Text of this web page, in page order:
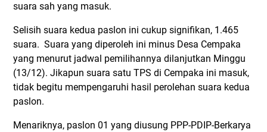
suara sah yang masuk.
Selisih suara kedua paslon ini cukup signifikan, 1.465
suara. Suara yang diperoleh ini minus Desa Cempaka
yang menurut jadwal pemilihannya dilanjutkan Minggu
(13/12). Jikapun suara satu TPS di Cempaka ini masuk,
tidak begitu mempengaruhi hasil perolehan suara kedua
paslon.
Menariknya, paslon 01 yang diusung PPP-PDIP-Berkarya